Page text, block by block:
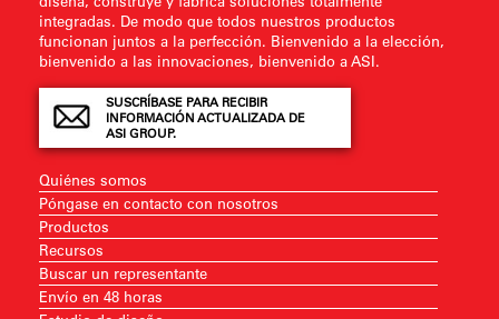
integradas. De modo que todos nuestros productos
funcionan juntos a la perfección. Bienvenido a la elección,
bienvenido a las innovaciones, bienvenido a ASI.
SUSCRÍBASE PARA RECIBIR
INFORMACIÓN ACTUALIZADA DE
ASI GROUP.
Quiénes somos
Póngase en contacto con nosotros
Productos
Recursos
Buscar un representante
Envío en 48 horas